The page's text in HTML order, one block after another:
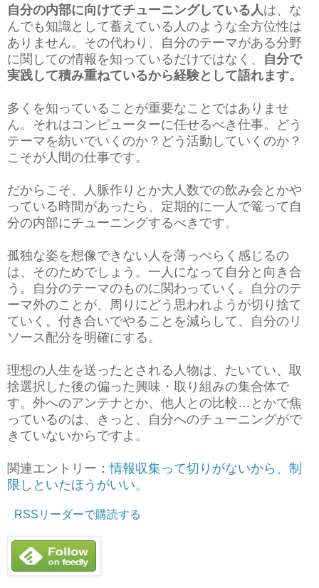
自分の内部に向けてチューニングしている人 は、 な
んでも知識として蓄えている人のような全方位性は
ありません。その代わり、自分のテーマがある分野
に関しての情報を知っているだけではなく、 自分で
実践して積み重ねているから経験として語れます。
多くを知っていることが重要なことではありませ
ん。それはコンピューターに任せるべき仕事。どう
テーマを紡いでいくのか？どう活動していくのか？
こそが人間の仕事です。
だからこそ、人脈作りとか大人数での飲み会とかや
っている時間があったら、定期的に一人で篭って自
分の内部にチューニングするべきです。
孤独な姿を想像できない人を薄っぺらく感じるの
は、そのためでしょう。一人になって自分と向き合
う。自分のテーマのものに関わっていく。自分のテ
ーマ外のことが、周りにどう思われようが切り捨て
ていく。付き合いでやることを減らして、自分のリ
ソース配分を明確にする。
理想の人生を送ったとされる人物は、たいてい、取
捨選択した後の偏った興味・取り組みの集合体で
す。外へのアンテナとか、他人との比較…とかで焦
っているのは、きっと、自分へのチューニングがで
きていないからですよ。
関連エントリー：情報収集って切りがないから、制
限しといたほうがいい。
RSSリーダーで購読する